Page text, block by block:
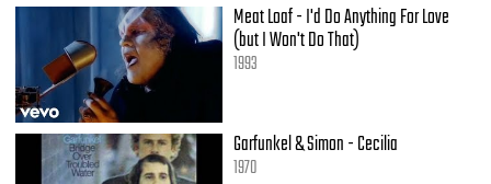
Meat Loaf - I'd Do Anything For Love
(but I Won't Do That)
1993
Garfunkel & Simon - Cecilia
1970